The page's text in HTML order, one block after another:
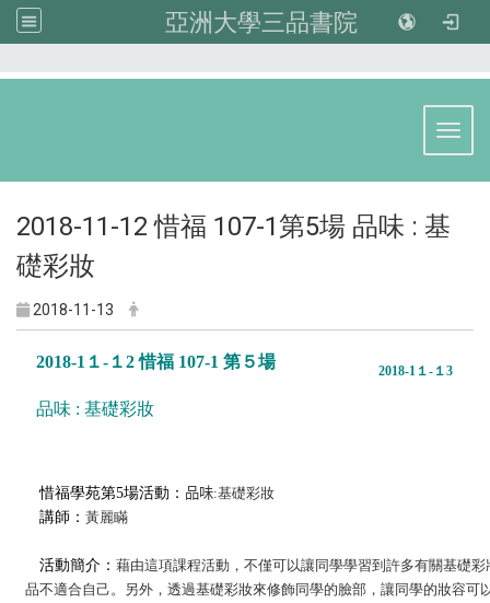
亞洲大學三品書院
2018-11-12 惜福 107-1第5場 品味 : 基
礎彩妝
2018-11-13
2018-1１-１2 惜福 107-1 第５場
品味 : 基礎彩妝
2018-1１-１3
惜福學苑第5場活動： 品味:基礎彩妝
講師： 黃麗瞞
活動簡介： 藉由這項課程活動，不僅可以讓同學學習到許多有關基礎
品不適合自己。另外，透過基礎彩妝來修飾同學的臉部，讓同學的妝容